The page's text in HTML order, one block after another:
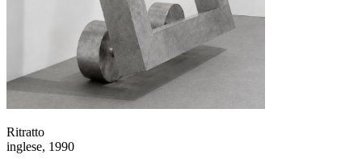
Ritratto
inglese, 1990